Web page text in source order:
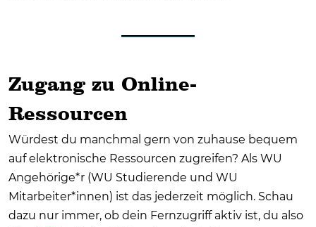
Zugang zu Online-
Ressourcen
Würdest du manchmal gern von zuhause bequem
auf elektronische Ressourcen zugreifen? Als WU
Angehörige*r (WU Studierende und WU
Mitarbeiter*innen) ist das jederzeit möglich. Schau
dazu nur immer, ob dein Fernzugriff aktiv ist, du also